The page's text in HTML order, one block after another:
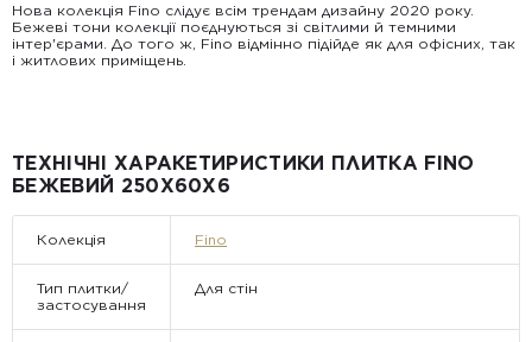
всій Україні
Від 25 м² і більше — безкоштовна доставка за рахунок
компанії Golden Tile.
Нова колекція Fino слідує всім трендам дизайну 2020 року.
Бежеві тони колекції поєднуються зі світлими й темними
інтер'єрами. До того ж, Fino відмінно підійде як для офісних, так
і житлових приміщень.
ТЕХНІЧНІ ХАРАКЕТИРИСТИКИ ПЛИТКА FINO
БЕЖЕВИЙ 250Х60Х6
Колекція Fino
Тип плитки/
застосування
Для стін